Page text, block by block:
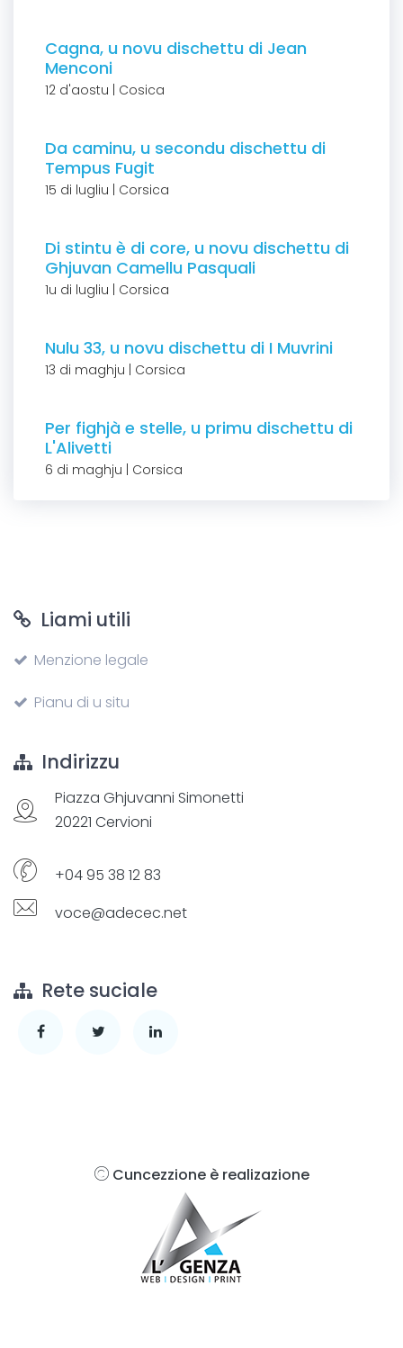
Cagna, u novu dischettu di Jean
Menconi
12 d'aostu | Cosica
Da caminu, u secondu dischettu di
Tempus Fugit
15 di lugliu | Corsica
Di stintu è di core, u novu dischettu di
Ghjuvan Camellu Pasquali
1u di lugliu | Corsica
Nulu 33, u novu dischettu di I Muvrini
13 di maghju | Corsica
Per fighjà e stelle, u primu dischettu di
L'Alivetti
6 di maghju | Corsica
Liami utili
Menzione legale
Pianu di u situ
Indirizzu
Piazza Ghjuvanni Simonetti
20221 Cervioni
+04 95 38 12 83
voce@adecec.net
Rete suciale
Cuncezzione è realizazione